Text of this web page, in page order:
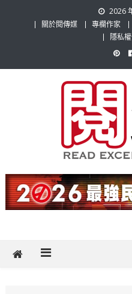
2026
關於閱傳媒
專欄作家
隱私
閱政治 Read
題，也要專業評論，閱政治與多
讓讀者有最